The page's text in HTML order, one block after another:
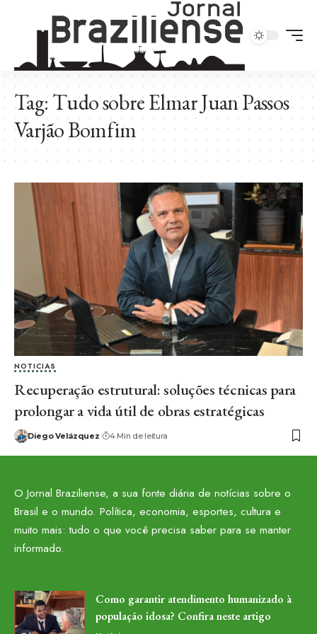
Tag:Tudo sobre Elmar Juan Passos
Varjão Bomfim
NOTICIAS
Recuperação estrutural: soluções técnicas para
prolongar a vida útil de obras estratégicas
Diego Velázquez 4 Min de leitura
O Jornal Braziliense, a sua fonte diária de notícias sobre o
Brasil e o mundo. Política, economia, esportes, cultura e
muito mais: tudo o que você precisa saber para se manter
informado.
Como garantir atendimento humanizado à
população idosa? Confira neste artigo